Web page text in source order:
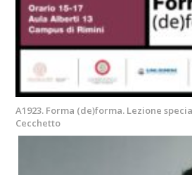
A1923. Forma (de)forma. Lezione
Cecchetto